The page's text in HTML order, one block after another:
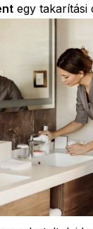
egy takarítási